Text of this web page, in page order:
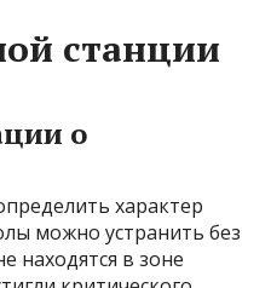
станции
о
характер
можно устранить без
находятся в зоне